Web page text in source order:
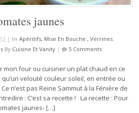
jaunes
| In Apéritifs, Mise En Bouche , Verrines,
By Cuisine Et Vanity | 5 Comments
mon four ou cuisiner un plat chaud en ce
velouté couleur soleil, en entrée ou
n’est pas Reine Sammut à la Fénière de
: C’est sa recette ! La recette : Pour
jaunes- […]